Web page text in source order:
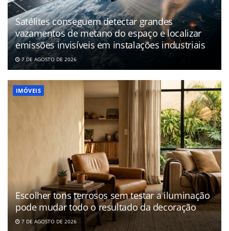
Satélites conseguem detectar grandes
vazamentos de metano do espaço e localizar
emissões invisíveis em instalações industriais
7 DE AGOSTO DE 2026
IMÓVEIS
Escolher tons terrosos sem testar a iluminação
pode mudar todo o resultado da decoração
7 DE AGOSTO DE 2026